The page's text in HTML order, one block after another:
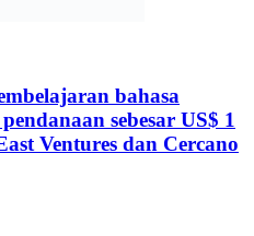
bahasa
sebesar US$ 1
Ventures dan Cercano